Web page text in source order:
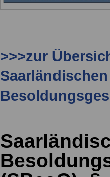
>>>zur
Saarländischen